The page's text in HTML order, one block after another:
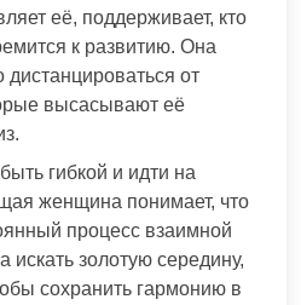
её, поддерживает, кто
к развитию. Она
дистанцироваться от
высасывают её
гибкой и идти на
женщина понимает, что
процесс взаимной
искать золотую середину,
сохранить гармонию в